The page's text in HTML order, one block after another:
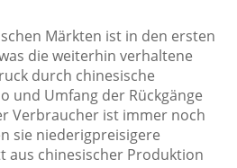
Märkten ist in den ersten
die weiterhin verhaltene
durch chinesische
und Umfang der Rückgänge
Verbraucher ist immer noch
sie niederigpreisigere
aus chinesischer Produktion